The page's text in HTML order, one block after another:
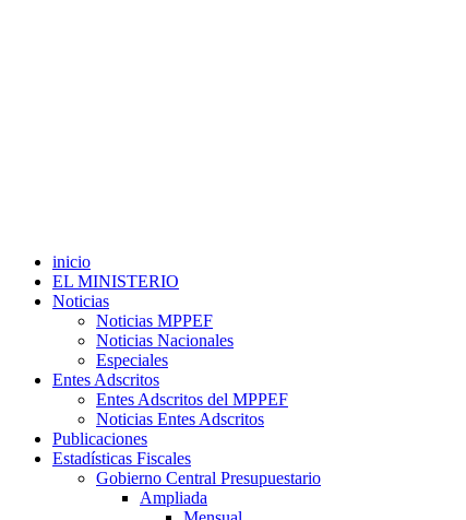
inicio
EL MINISTERIO
Noticias
Noticias MPPEF
Noticias Nacionales
Especiales
Entes Adscritos
Entes Adscritos del MPPEF
Noticias Entes Adscritos
Publicaciones
Estadísticas Fiscales
Gobierno Central Presupuestario
Ampliada